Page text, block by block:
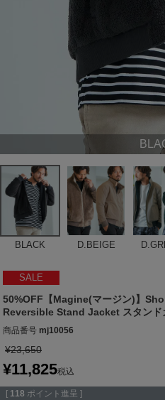
BLACK D.BEIGE
SALE
50%OFF【Magine(マージン)】
Reversible Stand Jacket スタンド
商品番号 mj10056
¥23,650
¥11,825税込
[ 118 ポイント進呈 ]